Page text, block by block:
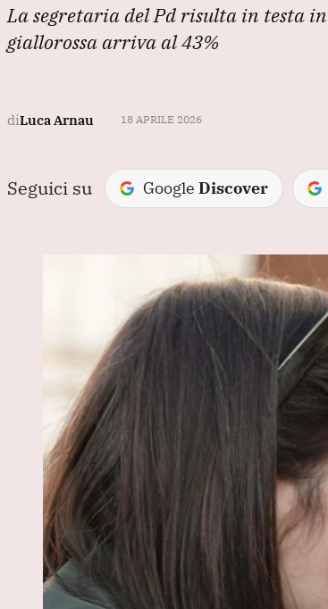
La segretaria del Pd risulta in testa
giallorossa arriva al 43%
diLuca Arnau 18 APRILE 2026
Seguici su Google Discover